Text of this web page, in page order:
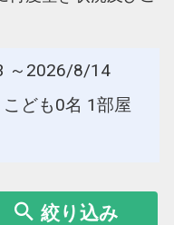
～2026/8/14
ども0名 1部屋
絞り込み